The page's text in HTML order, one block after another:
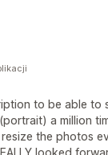
to be able to
a million
the photos
looked